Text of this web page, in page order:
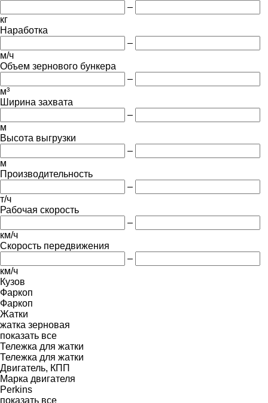
–
кг
Наработка
–
м/ч
Объем зернового бункера
–
м³
Ширина захвата
–
м
Высота выгрузки
–
м
Производительность
–
т/ч
Рабочая скорость
–
км/ч
Скорость передвижения
–
км/ч
Кузов
Фаркоп
Фаркоп
Жатки
жатка зерновая
показать все
Тележка для жатки
Тележка для жатки
Двигатель, КПП
Марка двигателя
Perkins
показать все